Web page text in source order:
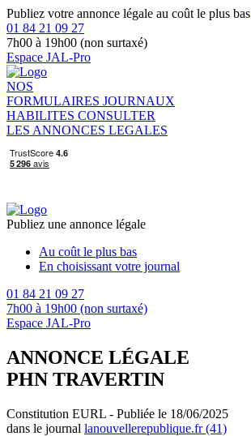
Publiez votre annonce légale au coût le plus bas
01 84 21 09 27
7h00 à 19h00 (non surtaxé)
Espace JAL-Pro
NOS
FORMULAIRES JOURNAUX
HABILITES CONSULTER
LES ANNONCES LEGALES
Publiez une annonce légale
Au coût le plus bas
En choisissant votre journal
01 84 21 09 27
7h00 à 19h00 (non surtaxé)
Espace JAL-Pro
ANNONCE LÉGALE
PHN TRAVERTIN
Constitution EURL - Publiée le 18/06/2025
dans le journal lanouvellerepublique.fr (41)